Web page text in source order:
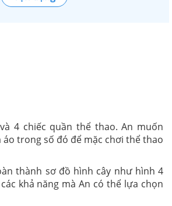
4 chiếc quần thể thao. An muốn
trong số đó để mặc chơi thể thao
thành sơ đồ hình cây như hình 4
khả năng mà An có thể lựa chọn